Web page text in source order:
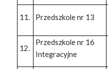
11. Przedszkole nr 13
12.
Przedszkole nr 16
Integracyjne